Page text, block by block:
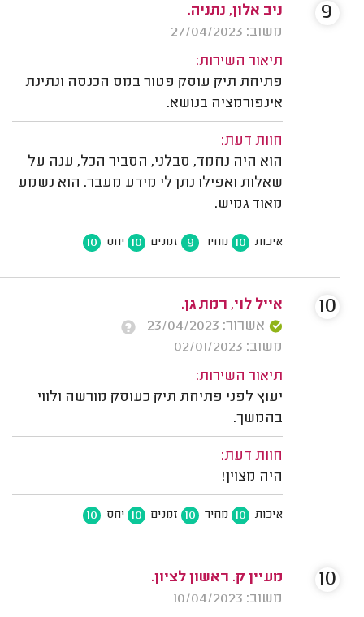
ניב אלון, נתניה.
משוב: 27/04/2023
תיאור השירות:
פתיחת תיק עוסק פטור במס הכנסה ונתינת
אינפורמציה בנושא.
חוות דעת:
הוא היה נחמד, סבלני, הסביר הכל, ענה על
שאלות ואפילו נתן לי מידע מעבר. הוא נשמע
מאוד גמיש.
איכות 10 מחיר 9 זמנים 10 יחס 10
9
אייל לוי, רמת גן.
אשרור: 23/04/2023
משוב: 02/01/2023
תיאור השירות:
יעוץ לפני פתיחת תיק כעוסק מורשה ולווי
בהמשך.
חוות דעת:
היה מצוין!
איכות 10 מחיר 10 זמנים 10 יחס 10
10
מעיין ק. ראשון לציון.
משוב: 10/04/2023
10